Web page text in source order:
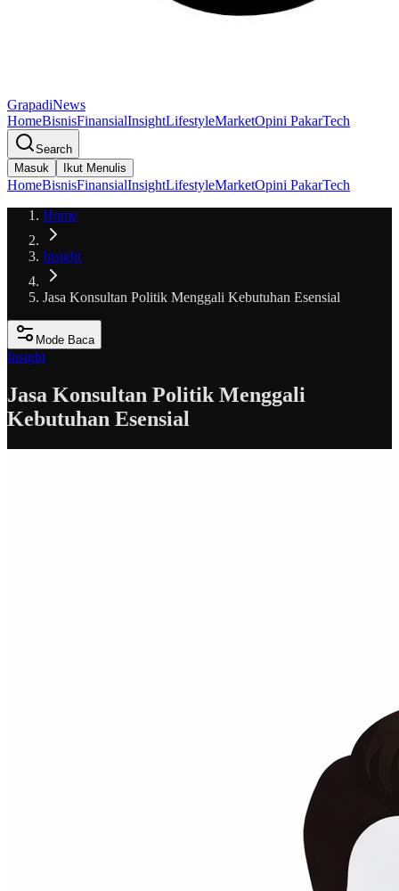
GrapadiNews
HomeBisnisFinansialInsightLifestyleMarketOpini PakarTech
Search
Masuk
Ikut Menulis
HomeBisnisFinansialInsightLifestyleMarketOpini PakarTech
Home
Insight
Jasa Konsultan Politik Menggali Kebutuhan Esensial
Mode Baca
Insight
Jasa Konsultan Politik Menggali
Kebutuhan Esensial